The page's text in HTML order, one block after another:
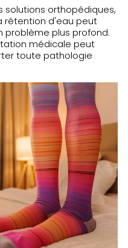
solutions orthopédiques,
rétention d'eau peut
problème plus profond.
médicale peut
toute pathologie